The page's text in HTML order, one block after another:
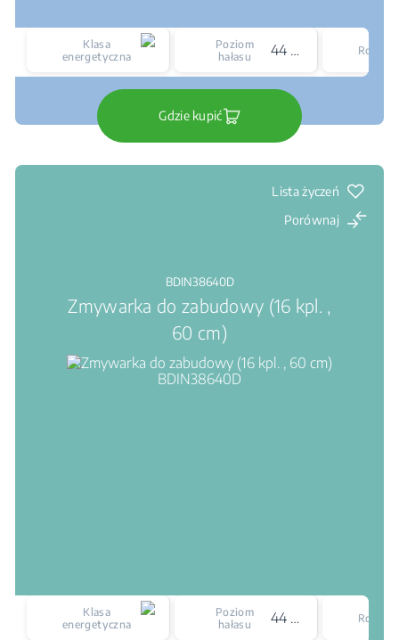
Klasa
energetyczna
Poziom
hałasu
44 dBA
Gdzie kupić
Lista życzeń
Porównaj
BDIN38640D
Zmywarka do zabudowy (16 kpl. ,
60 cm)
Klasa
energetyczna
Poziom
hałasu
44 dBA